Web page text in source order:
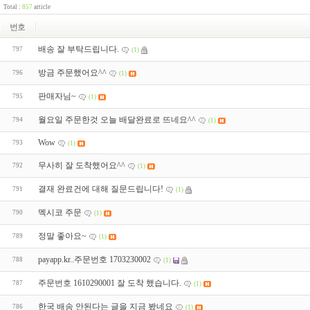
Total : 857 article
번호
797 배송 잘 부탁드립니다. (1)
796 방금 주문했어요^^ (1)
795 판매자님~ (1)
794 월요일 주문한것 오늘 배달완료로 뜨네요^^ (1)
793 Wow (1)
792 무사히 잘 도착했어요^^ (1)
791 결재 완료건에 대해 질문드립니다! (1)
790 멕시코 주문 (1)
789 정말 좋아요~ (1)
788 payapp.kr..주문번호 1703230002 (1)
787 주문번호 1610290001 잘 도착 했습니다. (1)
786 한국 배송 안된다는 글을 지금 봤네요 (1)